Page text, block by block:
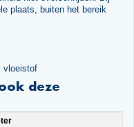
plaats, buiten het bereik
vloeistof
deze